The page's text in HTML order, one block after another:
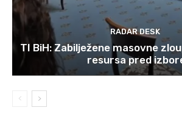
RADAR DESK
TI BiH: Zabilježene masovne
resursa pred